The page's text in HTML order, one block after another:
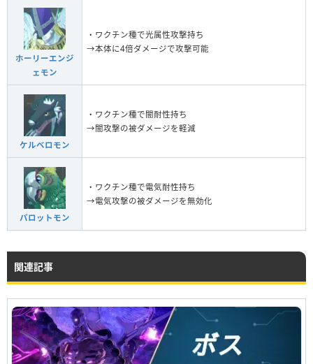
ホーリーエンジ
ェモン
・ワクチン種で光属性攻撃持ち
→本体に4倍ダメージで攻撃可能
ケルベロモン
・ワクチン種で闇耐性持ち
→闇攻撃の被ダメージを軽減
パロットモン
・ワクチン種で電気耐性持ち
→電気攻撃の被ダメージを無効化
関連記事